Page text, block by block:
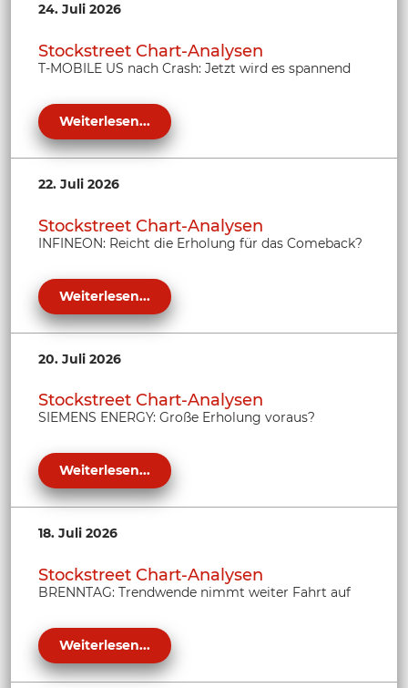
24. Juli 2026
Stockstreet Chart-Analysen
T-MOBILE US nach Crash: Jetzt wird es spannend
Weiterlesen...
22. Juli 2026
Stockstreet Chart-Analysen
INFINEON: Reicht die Erholung für das Comeback?
Weiterlesen...
20. Juli 2026
Stockstreet Chart-Analysen
SIEMENS ENERGY: Große Erholung voraus?
Weiterlesen...
18. Juli 2026
Stockstreet Chart-Analysen
BRENNTAG: Trendwende nimmt weiter Fahrt auf
Weiterlesen...